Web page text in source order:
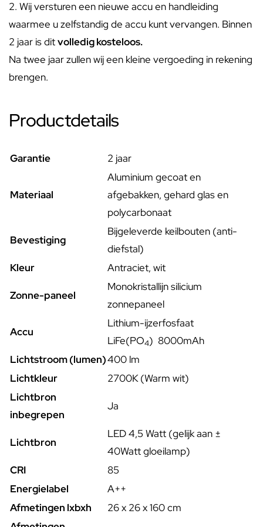
2. Wij versturen een nieuwe accu en handleiding
waarmee u zelfstandig de accu kunt vervangen. Binnen
2 jaar is ditvolledig kosteloos.
Na twee jaar zullen wij een kleine vergoeding in rekening
brengen.
Productdetails
Garantie 2 jaar
Materiaal
Aluminium gecoat en
afgebakken, gehard glas en
polycarbonaat
Bevestiging
Bijgeleverde keilbouten (anti-
diefstal)
Kleur
Antraciet, wit
Zonne-paneel
Monokristallijn silicium
zonnepaneel
Accu
Lithium-ijzerfosfaat
LiFe(PO4) 8000mAh
Lichtstroom (lumen)400 lm
Lichtkleur
2700K (Warm wit)
Lichtbron
inbegrepen
Ja
Lichtbron
LED 4,5 Watt (gelijk aan ±
40Watt gloeilamp)
CRI
85
Energielabel
A++
Afmetingen lxbxh
26 x 26 x 160 cm